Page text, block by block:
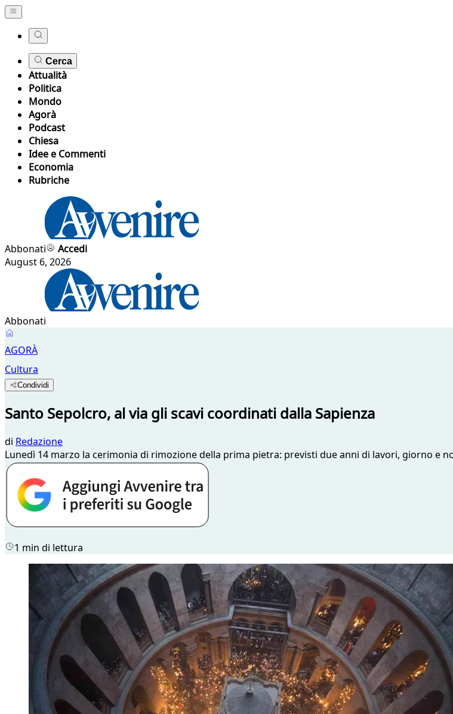
Cerca
Attualità
Politica
Mondo
Agorà
Podcast
Chiesa
Idee e Commenti
Economia
Rubriche
Abbonati
Accedi
August 6, 2026
Abbonati
AGORÀ
Cultura
Condividi
Santo Sepolcro, al via gli scavi coordinati dalla Sapienza
di Redazione
Lunedì 14 marzo la cerimonia di rimozione della prima pietra: previsti due anni di lavori, giorno e
1 min di lettura